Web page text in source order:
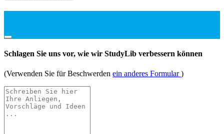
Schlagen Sie uns vor, wie wir StudyLib verbessern können
(Verwenden Sie für Beschwerden ein anderes Formular)